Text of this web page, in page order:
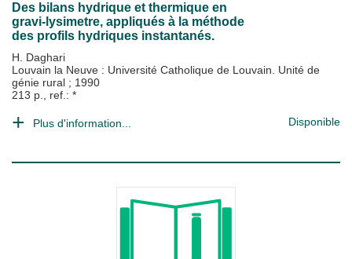
Des bilans hydrique et thermique en
gravi-lysimetre, appliqués à la méthode
des profils hydriques instantanés.
H. Daghari
Louvain la Neuve : Université Catholique de Louvain. Unité de
génie rural ; 1990
213 p., ref.: *
Plus d'information... Disponible